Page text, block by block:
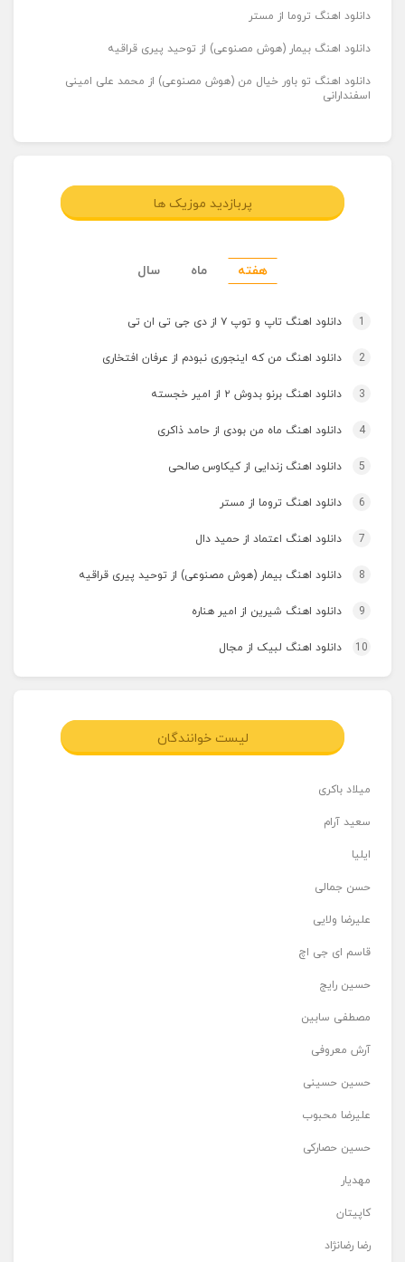
دانلود اهنگ تروما از مستر
دانلود اهنگ بیمار (هوش مصنوعی) از توحید پیری قراقیه
دانلود اهنگ تو باور خیال من (هوش مصنوعی) از محمد علی امینی
اسفندارانی
پربازدید موزیک ها
هفته ماه سال
1 دانلود اهنگ تاپ و توپ ۷ از دی جی تی ان تی
2 دانلود اهنگ من که اینجوری نبودم از عرفان افتخاری
3 دانلود اهنگ برنو بدوش ۲ از امیر خجسته
4 دانلود اهنگ ماه من بودی از حامد ذاکری
5 دانلود اهنگ زندایی از کیکاوس صالحی
6 دانلود اهنگ تروما از مستر
7 دانلود اهنگ اعتماد از حمید دال
8 دانلود اهنگ بیمار (هوش مصنوعی) از توحید پیری قراقیه
9 دانلود اهنگ شیرین از امیر هناره
10 دانلود اهنگ لبیک از مجال
لیست خوانندگان
میلاد باکری
سعید آرام
ایلیا
حسن جمالی
علیرضا ولایی
قاسم ای جی اچ
حسین رایج
مصطفی سابین
آرش معروفی
حسین حسینی
علیرضا محبوب
حسین حصارکی
مهدیار
کاپیتان
رضا رضانژاد